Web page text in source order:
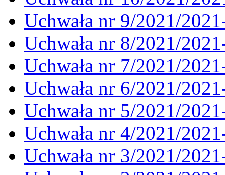
Uchwała nr 9/2021/
Uchwała nr 8/2021/
Uchwała nr 7/2021/
Uchwała nr 6/2021/
Uchwała nr 5/2021/
Uchwała nr 4/2021/
Uchwała nr 3/2021/